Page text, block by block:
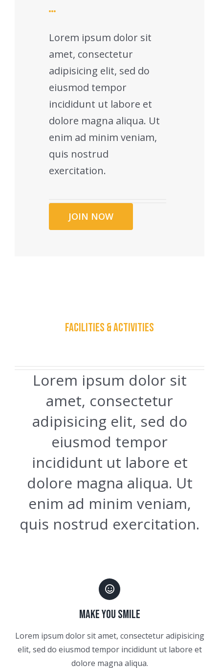
Lorem ipsum dolor sit
amet, consectetur
adipisicing elit, sed do
eiusmod tempor
incididunt ut labore et
dolore magna aliqua. Ut
enim ad minim veniam,
quis nostrud
exercitation.
JOIN NOW
FACILITIES & ACTIVITIES
Lorem ipsum dolor sit
amet, consectetur
adipisicing elit, sed do
eiusmod tempor
incididunt ut labore et
dolore magna aliqua. Ut
enim ad minim veniam,
quis nostrud exercitation.
MAKE YOU SMILE
Lorem ipsum dolor sit amet, consectetur adipisicing
elit, sed do eiusmod tempor incididunt ut labore et
dolore magna aliqua.